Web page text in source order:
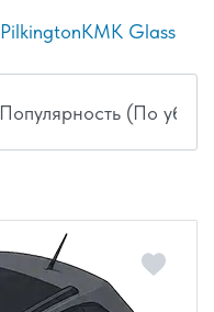
PilkingtonКМК Glass